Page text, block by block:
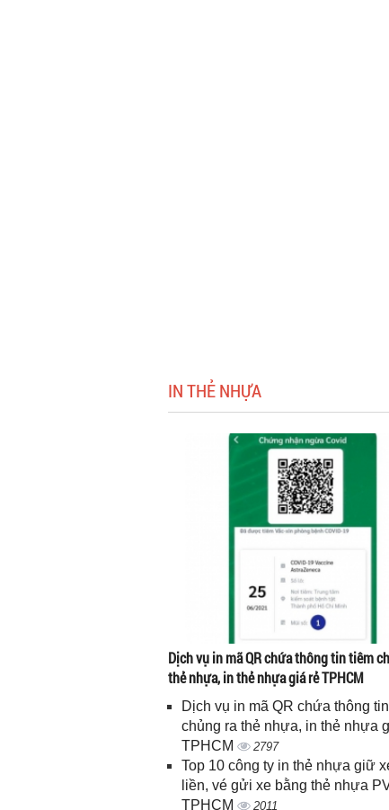
IN THẺ NHỰA
Dịch vụ in mã QR chứa thông tin tiêm
thẻ nhựa, in thẻ nhựa giá rẻ TPHCM
Dịch vụ in mã QR chứa thông
chủng ra thẻ nhựa, in thẻ nhựa
TPHCM
2797
Top 10 công ty in thẻ nhựa giữ
liền, vé gửi xe bằng thẻ nhựa
TPHCM
2011